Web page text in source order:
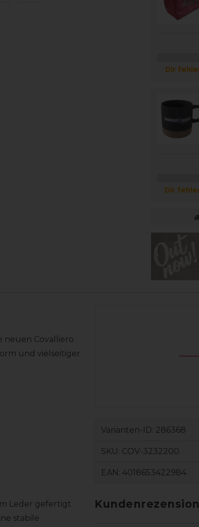
Dir
Dir
neuen Covalliero
und vielseitiger
Leder gefertigt
stabile
Varianten-ID: 286368
SKU: COV-3232200
EAN: 4018653422984